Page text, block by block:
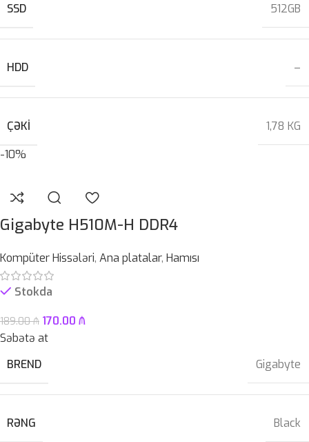
SSD 512GB
HDD –
ÇƏKI
1,78 KG
-10%
Gigabyte H510M-H DDR4
Kompüter Hissələri, Ana platalar, Hamısı
Stokda
189.00₼ 170.00 ₼
Səbətə at
BREND
Gigabyte
RƏNG Black